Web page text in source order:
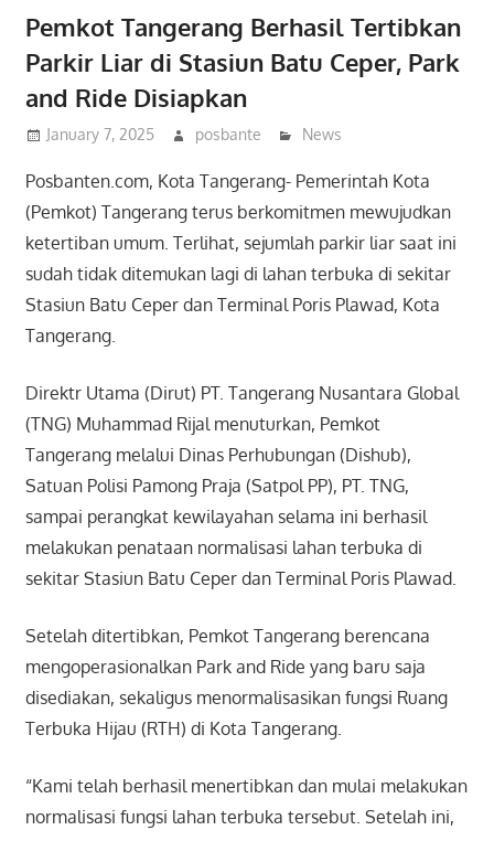
Pemkot Tangerang Berhasil Tertibkan
Parkir Liar di Stasiun Batu Ceper, Park
and Ride Disiapkan
January 7, 2025 posbante News
Posbanten.com, Kota Tangerang- Pemerintah Kota
(Pemkot) Tangerang terus berkomitmen mewujudkan
ketertiban umum. Terlihat, sejumlah parkir liar saat ini
sudah tidak ditemukan lagi di lahan terbuka di sekitar
Stasiun Batu Ceper dan Terminal Poris Plawad, Kota
Tangerang.
Direktr Utama (Dirut) PT. Tangerang Nusantara Global
(TNG) Muhammad Rijal menuturkan, Pemkot
Tangerang melalui Dinas Perhubungan (Dishub),
Satuan Polisi Pamong Praja (Satpol PP), PT. TNG,
sampai perangkat kewilayahan selama ini berhasil
melakukan penataan normalisasi lahan terbuka di
sekitar Stasiun Batu Ceper dan Terminal Poris Plawad.
Setelah ditertibkan, Pemkot Tangerang berencana
mengoperasionalkan Park and Ride yang baru saja
disediakan, sekaligus menormalisasikan fungsi Ruang
Terbuka Hijau (RTH) di Kota Tangerang.
“Kami telah berhasil menertibkan dan mulai melakukan
normalisasi fungsi lahan terbuka tersebut. Setelah ini,